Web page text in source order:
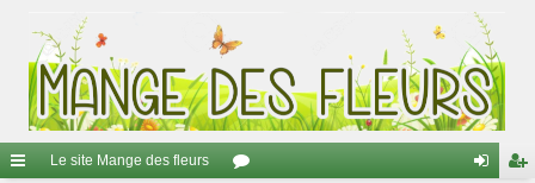
Le site Mange des fleurs